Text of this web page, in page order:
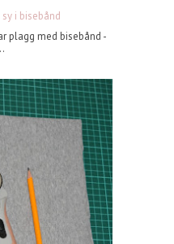
i bisebånd
plagg med bisebånd -